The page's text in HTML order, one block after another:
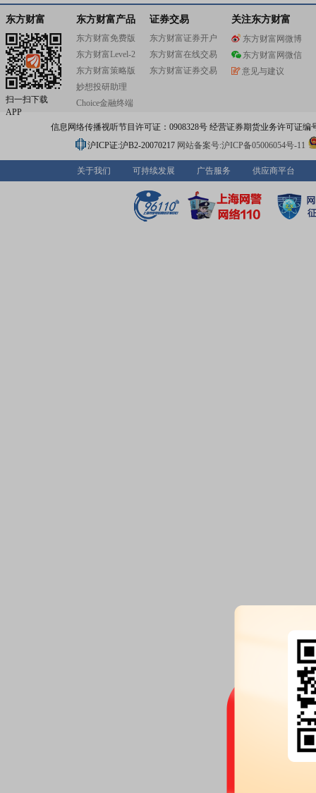
东方财富
扫一扫下载
APP
东方财富产品
东方财富免费版
东方财富Level-2
东方财富策略版
妙想投研助理
Choice金融终端
证券交易
东方财富证券开户
东方财富在线交易
东方财富证券交易
关注东方财富
东方财富网微博
东方财富网微信
意见与建议
信息网络传播视听节目许可证：0908328号 经营证券期货业务许可证编
沪ICP证:沪B2-20070217 网站备案号:沪ICP备05006054号-11
关于我们 可持续发展 广告服务 供应商平台